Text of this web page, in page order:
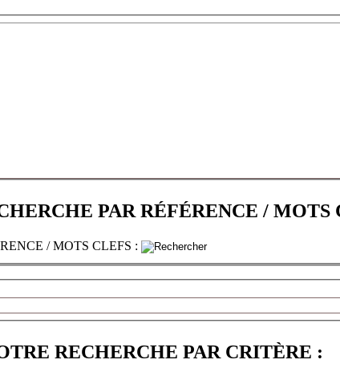
PAR RÉFÉRENCE / MOTS
/ MOTS CLEFS :
RECHERCHE PAR CRITÈRE :